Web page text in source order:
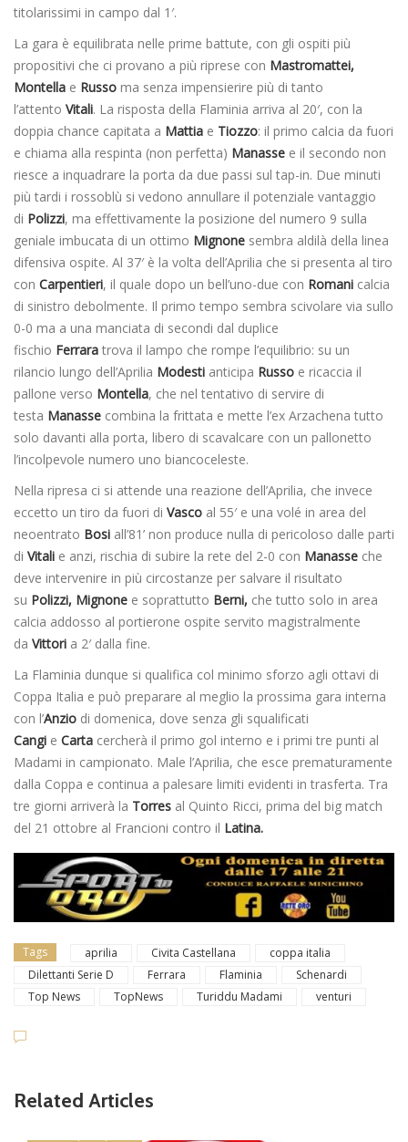
titolarissimi in campo dal 1′.
La gara è equilibrata nelle prime battute, con gli ospiti più
propositivi che ci provano a più riprese con Mastromattei,
Montella e Russo ma senza impensierire più di tanto
l’attento Vitali. La risposta della Flaminia arriva al 20′, con la
doppia chance capitata a Mattia e Tiozzo: il primo calcia da fuori
e chiama alla respinta (non perfetta) Manasse e il secondo non
riesce a inquadrare la porta da due passi sul tap-in. Due minuti
più tardi i rossoblù si vedono annullare il potenziale vantaggio
di Polizzi, ma effettivamente la posizione del numero 9 sulla
geniale imbucata di un ottimo Mignone sembra aldilà della linea
difensiva ospite. Al 37′ è la volta dell’Aprilia che si presenta al tiro
con Carpentieri, il quale dopo un bell’uno-due con Romani calcia
di sinistro debolmente. Il primo tempo sembra scivolare via sullo
0-0 ma a una manciata di secondi dal duplice
fischio Ferrara trova il lampo che rompe l’equilibrio: su un
rilancio lungo dell’Aprilia Modesti anticipa Russo e ricaccia il
pallone verso Montella, che nel tentativo di servire di
testa Manasse combina la frittata e mette l’ex Arzachena tutto
solo davanti alla porta, libero di scavalcare con un pallonetto
l’incolpevole numero uno biancoceleste.
Nella ripresa ci si attende una reazione dell’Aprilia, che invece
eccetto un tiro da fuori di Vasco al 55′ e una volé in area del
neoentrato Bosi all’81’ non produce nulla di pericoloso dalle parti
di Vitali e anzi, rischia di subire la rete del 2-0 con Manasse che
deve intervenire in più circostanze per salvare il risultato
su Polizzi, Mignone e soprattutto Berni, che tutto solo in area
calcia addosso al portierone ospite servito magistralmente
da Vittori a 2′ dalla fine.
La Flaminia dunque si qualifica col minimo sforzo agli ottavi di
Coppa Italia e può preparare al meglio la prossima gara interna
con l’Anzio di domenica, dove senza gli squalificati
Cangi e Carta cercherà il primo gol interno e i primi tre punti al
Madami in campionato. Male l’Aprilia, che esce prematuramente
dalla Coppa e continua a palesare limiti evidenti in trasferta. Tra
tre giorni arriverà la Torres al Quinto Ricci, prima del big match
del 21 ottobre al Francioni contro il Latina.
Tags aprilia Civita Castellana
coppa italia
Dilettanti Serie D
Ferrara Flaminia
Schenardi
Top News
TopNews Turiddu Madami venturi
Related Articles